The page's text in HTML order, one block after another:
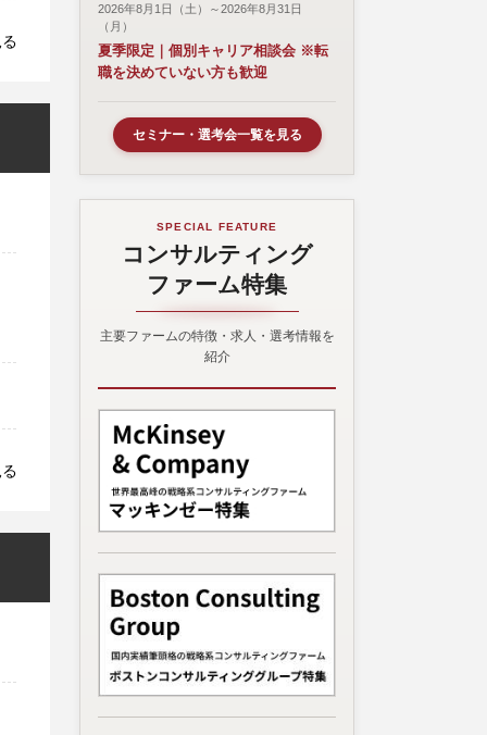
2026年8月1日（土）～2026年8月31日
（月）
夏季限定｜個別キャリア相談会 ※転
職を決めていない方も歓迎
セミナー・選考会一覧を見る
SPECIAL FEATURE
コンサルティング
ファーム特集
主要ファームの特徴・求人・選考情報を
紹介